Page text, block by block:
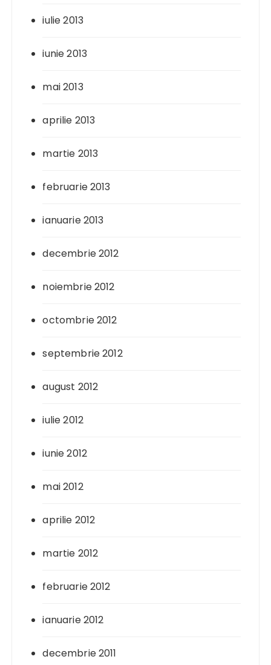
iulie 2013
iunie 2013
mai 2013
aprilie 2013
martie 2013
februarie 2013
ianuarie 2013
decembrie 2012
noiembrie 2012
octombrie 2012
septembrie 2012
august 2012
iulie 2012
iunie 2012
mai 2012
aprilie 2012
martie 2012
februarie 2012
ianuarie 2012
decembrie 2011